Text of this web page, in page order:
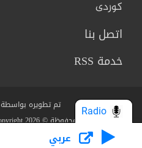
کوردی
اتصل بنا
خدمة RSS
تم تطويره بواسطة Arcella Telecom.
جميع الحقوق محفوظة © copyright 2026 - مؤسسة شفق للثقافة والاعلام
من نحن؟عربي
Radio